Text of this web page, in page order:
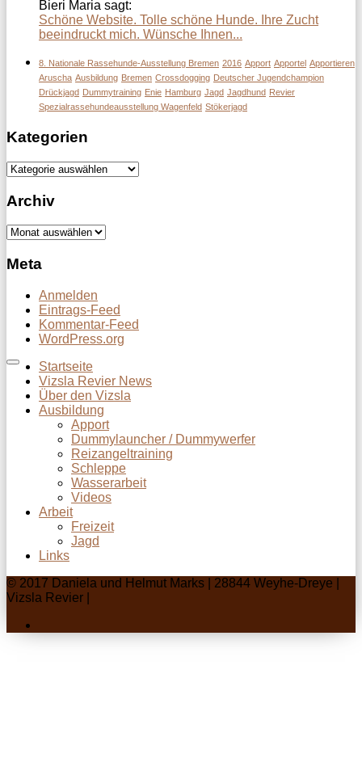
Bieri Maria sagt:
Schöne Website. Tolle schöne Hunde. Ihre Zucht
beeindruckt mich. Wünsche Ihnen...
8. Nationale Rassehunde-Ausstellung Bremen 2016 Apport Apportel Apportieren
Aruscha Ausbildung Bremen Crossdogging Deutscher Jugendchampion
Drückjagd Dummytraining Enie Hamburg Jagd Jagdhund Revier
Spezialrassehundeausstellung Wagenfeld Stökerjagd
Kategorien
Kategorien
Archiv
Archiv
Meta
Anmelden
Eintrags-Feed
Kommentar-Feed
WordPress.org
Startseite
Vizsla Revier News
Über den Vizsla
Ausbildung
Apport
Dummylauncher / Dummywerfer
Reizangeltraining
Schleppe
Wasserarbeit
Videos
Arbeit
Freizeit
Jagd
Links
© 2017 Daniela und Helmut Marks | 28844 Weyhe-Dreye |
Vizsla Revier |